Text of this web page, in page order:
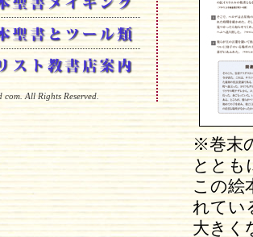
All Rights Reserved.
※巻末
ととも
この絵
れてい
大きく